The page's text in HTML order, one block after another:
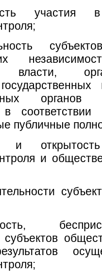
участия в
власти,
органов
в
публичные
и открытость
и
субъектов